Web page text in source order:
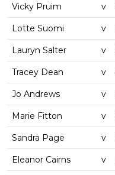
Vicky Pruim v
Lotte Suomi v
Lauryn Salter v
Tracey Dean v
Jo Andrews v
Marie Fitton v
Sandra Page v
Eleanor Cairns v